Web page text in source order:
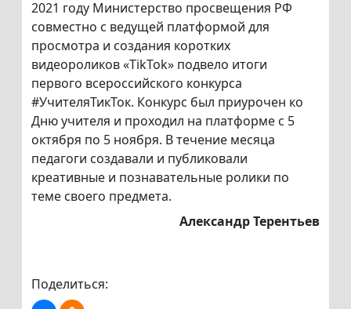
2021 году Министерство просвещения РФ
совместно с ведущей платформой для
просмотра и создания коротких
видеороликов «TikTok» подвело итоги
первого всероссийского конкурса
#УчителяТикТок. Конкурс был приурочен ко
Дню учителя и проходил на платформе с 5
октября по 5 ноября. В течение месяца
педагоги создавали и публиковали
креативные и познавательные ролики по
теме своего предмета.
Александр Терентьев
Поделиться: